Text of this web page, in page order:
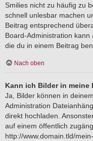
Smilies nicht zu häufig zu
schnell unlesbar machen
Beitrag entsprechend
Board-Administration kann
die du in einem Beitrag
Nach oben
Kann ich Bilder in meine
Ja, Bilder können in
Administration
direkt hochladen.
auf einem öffentlich
http://www.domain.tld/